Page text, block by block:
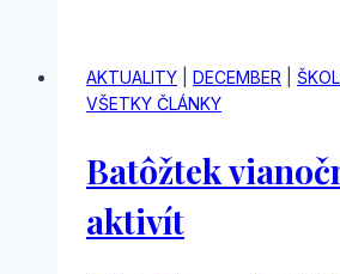
AKTUALITY DECEMBER
VŠETKY ČLÁNKY
Batôžtek
aktivít